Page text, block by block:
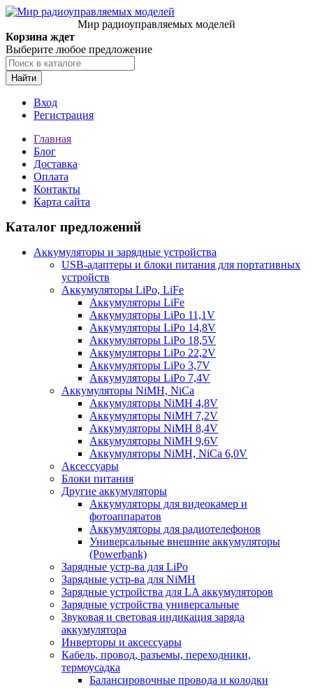
Мир радиоуправляемых моделей
Корзина ждет
Выберите любое предложение
Найти
Вход
Регистрация
Главная
Блог
Доставка
Оплата
Контакты
Карта сайта
Каталог предложений
Аккумуляторы и зарядные устройства
USB-адаптеры и блоки питания для портативных
устройств
Аккумуляторы LiPo, LiFe
Аккумуляторы LiFe
Аккумуляторы LiPo 11,1V
Аккумуляторы LiPo 14,8V
Аккумуляторы LiPo 18,5V
Аккумуляторы LiPo 22,2V
Аккумуляторы LiPo 3,7V
Аккумуляторы LiPo 7,4V
Аккумуляторы NiMH, NiCa
Аккумуляторы NiMH 4,8V
Аккумуляторы NiMH 7,2V
Аккумуляторы NiMH 8,4V
Аккумуляторы NiMH 9,6V
Аккумуляторы NiMH, NiCa 6,0V
Аксессуары
Блоки питания
Другие аккумуляторы
Аккумуляторы для видеокамер и
фотоаппаратов
Аккумуляторы для радиотелефонов
Универсальные внешние аккумуляторы
(Powerbank)
Зарядные устр-ва для LiPo
Зарядные устр-ва для NiMH
Зарядные устройства для LA аккумуляторов
Зарядные устройства универсальные
Звуковая и световая индикация заряда
аккумулятора
Инверторы и аксессуары
Кабель, провод, разъемы, переходники,
термоусадка
Балансировочные провода и колодки